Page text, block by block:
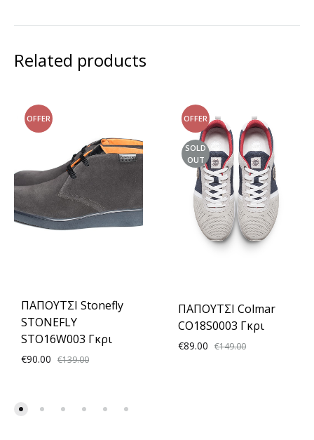
Related products
OFFER
ΠΑΠΟΥΤΣΙ Stonefly
STONEFLY
STO16W003 Γκρι
€90.00 €139.00
OFFER
SOLD
OUT
ΠΑΠΟΥΤΣΙ Colmar
CO18S0003 Γκρι
€89.00 €149.00